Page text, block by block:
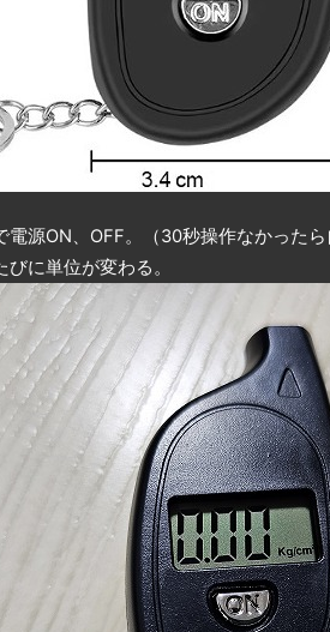
電源ON、OFF。（30秒操作なかった
に単位が変わる。